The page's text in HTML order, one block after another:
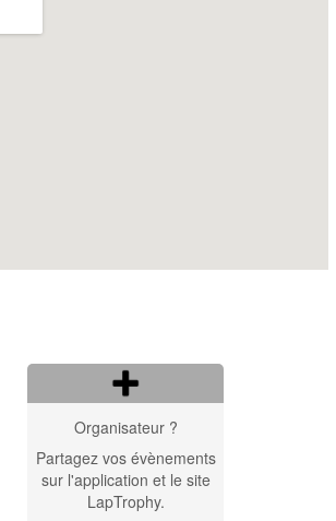
Organisateur ?
Partagez vos évènements
sur l'application et le site
LapTrophy.